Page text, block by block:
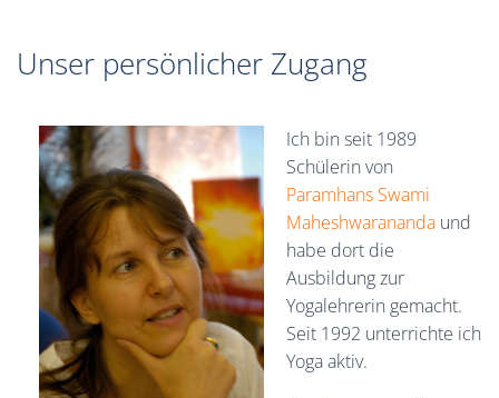
Unser persönlicher Zugang
Ich bin seit 1989
Schülerin von
Paramhans Swami
Maheshwarananda und
habe dort die
Ausbildung zur
Yogalehrerin gemacht.
Seit 1992 unterrichte ich
Yoga aktiv.